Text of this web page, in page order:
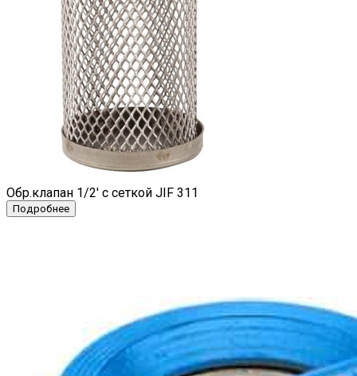
Обр.клапан 1/2' с сеткой JIF 311